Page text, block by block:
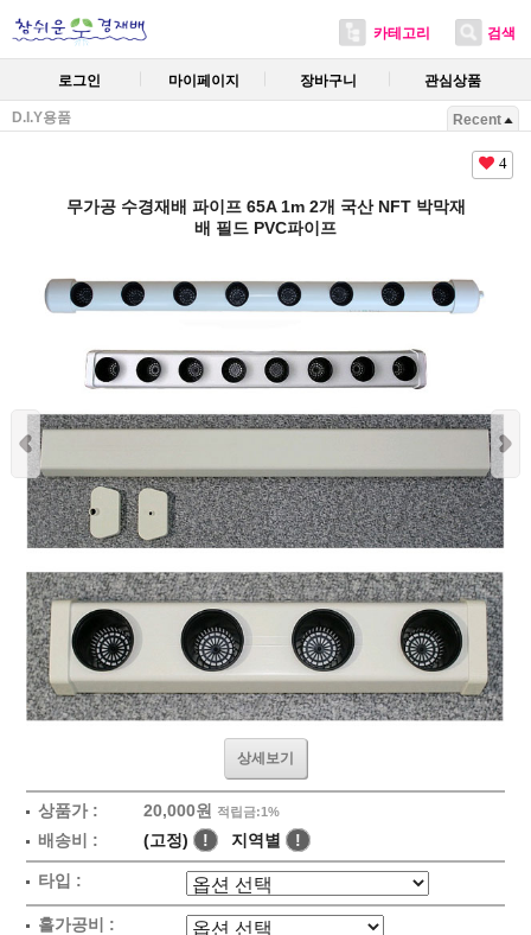
카테고리 검색
로그인 마이페이지 장바구니 관심상품
D.I.Y용품 Recent
4
무가공 수경재배 파이프 65A 1m 2개 국산 NFT 박막재
배 필드 PVC파이프
상세보기
상품가 : 20,000원 적립금:1%
배송비 : (고정) ! 지역별 !
타입 :
홀가공비 :